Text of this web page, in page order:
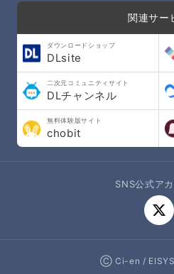
関連サー
ダウンロードショップ
DLsite
二次元コミュニティサイト
DLチャンネル
無料体験版サイト
chobit
SNS公式ア
Ⓒ Ci-en /